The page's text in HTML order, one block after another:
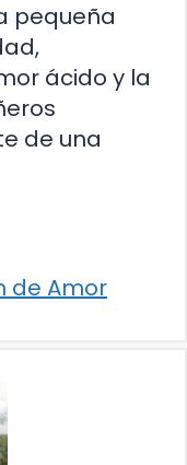
pequeña
ácido y la
de una
de Amor